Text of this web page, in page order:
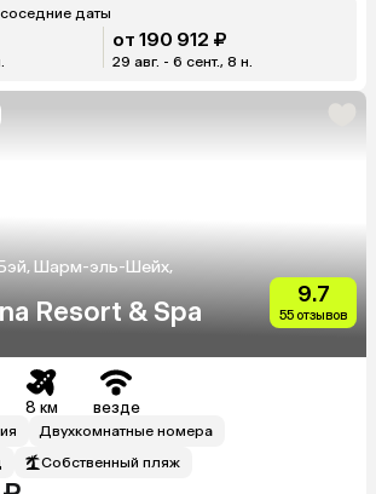
даты
от 190 912 ₽
29 авг. - 6 сент., 8 н.
Шарм-эль-Шейх,
Resort & Spa
9.7
55 отзывов
8 км везде
Двухкомнатные номера
Собственный пляж